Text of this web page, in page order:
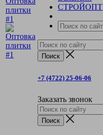
СТРОЙОПТ
+7 (4722) 25-06-06
Заказать звонок